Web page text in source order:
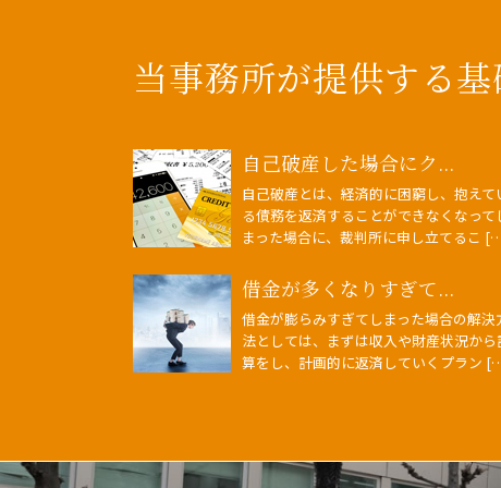
当事務所が提供する
自己破産した場合にク...
自己破産とは、経済的に困窮し、抱えて
る債務を返済することができなくなって
まった場合に、裁判所に申し立てるこ
借金が多くなりすぎて...
借金が膨らみすぎてしまった場合の解決
法としては、まずは収入や財産状況から
算をし、計画的に返済していくプラン